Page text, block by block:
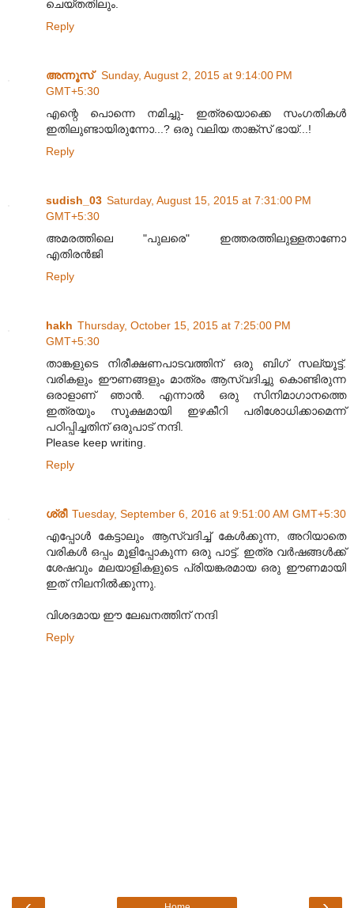
ചെയ്തതിലും.
Reply
അന്നൂസ് Sunday, August 2, 2015 at 9:14:00 PM
GMT+5:30
എന്റെ പൊന്നെ നമിച്ചു- ഇത്രയൊക്കെ സംഗതികള്‍
ഇതിലുണ്ടായിരുന്നോ...? ഒരു വലിയ താങ്ക്സ് ഭായ്...!
Reply
sudish_03 Saturday, August 15, 2015 at 7:31:00 PM
GMT+5:30
അമരത്തിലെ "പുലരെ" ഇത്തരത്തിലുള്ളതാണോ
എതിരൻജി
Reply
hakh Thursday, October 15, 2015 at 7:25:00 PM
GMT+5:30
താങ്കളുടെ നിരീക്ഷണപാടവത്തിന് ഒരു ബിഗ്‌ സല്യൂട്ട്.
വരികളും ഈണങ്ങളും മാത്രം ആസ്വദിച്ചു കൊണ്ടിരുന്ന
ഒരാളാണ് ഞാന്‍. എന്നാല്‍ ഒരു സിനിമാഗാനത്തെ
ഇത്രയും സൂക്ഷമായി ഇഴകീറി പരിശോധിക്കാമെന്ന്
പഠിപ്പിച്ചതിന് ഒരുപാട് നന്ദി.
Please keep writing.
Reply
ശ്രീ Tuesday, September 6, 2016 at 9:51:00 AM GMT+5:30
എപ്പോള്‍ കേട്ടാലും ആസ്വദിച്ച് കേള്‍ക്കുന്ന, അറിയാതെ
വരികള്‍ ഒപ്പം മൂളിപ്പോകുന്ന ഒരു പാട്ട്. ഇത്ര വര്‍ഷങ്ങള്‍ക്ക്
ശേഷവും മലയാളികളുടെ പ്രിയങ്കരമായ ഒരു ഈണമായി
ഇത് നിലനില്‍ക്കുന്നു.
വിശദമായ ഈ ലേഖനത്തിന് നന്ദി
Reply